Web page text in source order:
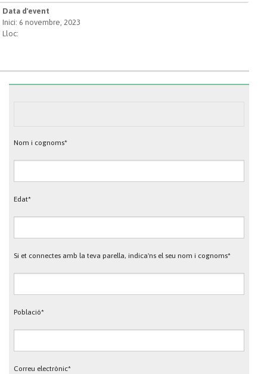
Data d'event
Inici: 6 novembre, 2023
Lloc:
Nom i cognoms*
Edat*
Si et connectes amb la teva parella, indica'ns el seu nom i cognoms*
Població*
Correu electrònic*